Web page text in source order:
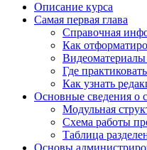
Описание курса
Самая первая глава
Справочная
Как
Видеоматериалы
Где
Как узнать
Основные сведения о
Модульная
Схема работы
Таблица
Основы